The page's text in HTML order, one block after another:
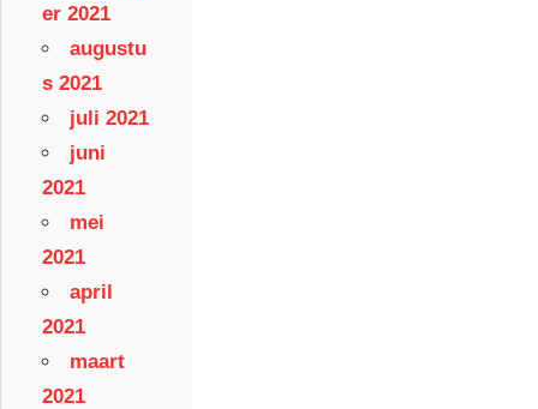
er 2021
augustu
s 2021
juli 2021
juni
2021
mei
2021
april
2021
maart
2021